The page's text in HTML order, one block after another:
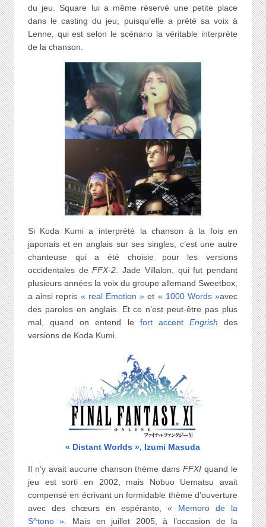
du jeu. Square lui a même réservé une petite place
dans le casting du jeu, puisqu’elle a prêté sa voix à
Lenne, qui est selon le scénario la véritable interprète
de la chanson.
Si Koda Kumi a interprété la chanson à la fois en
japonais et en anglais sur ses singles, c’est une autre
chanteuse qui a été choisie pour les versions
occidentales deFFX-2 . Jade Villalon, qui fut pendant
plusieurs années la voix du groupe allemand Sweetbox,
a ainsi repris « real Emotion » et « 1000 Words »avec
des paroles en anglais. Et ce n’est peut-être pas plus
mal, quand on entend le fort accent Engrish des
versions de Koda Kumi.
« Distant Worlds », Izumi Masuda
Il n’y avait aucune chanson thème dansFFXI quand le
jeu est sorti en 2002, mais Nobuo Uematsu avait
compensé en écrivant un formidable thème d’ouverture
avec des chœurs en espéranto,« Memoro de la
S^tono » . Mais en juillet 2005, à l’occasion de la